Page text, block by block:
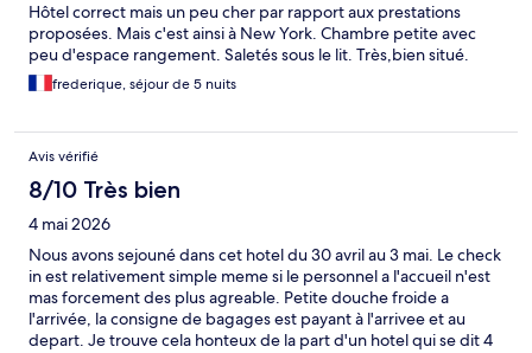
Hôtel correct mais un peu cher par rapport aux prestations
proposées. Mais c'est ainsi à New York. Chambre petite avec
peu d'espace rangement. Saletés sous le lit. Très,bien situé.
frederique, séjour de 5 nuits
Avis vérifié
8/10 Très bien
4 mai 2026
Nous avons sejouné dans cet hotel du 30 avril au 3 mai. Le check
in est relativement simple meme si le personnel a l'accueil n'est
mas forcement des plus agreable. Petite douche froide a
l'arrivée, la consigne de bagages est payant à l'arrivee et au
depart. Je trouve cela honteux de la part d'un hotel qui se dit 4